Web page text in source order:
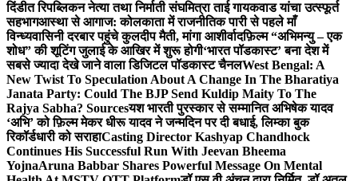
दिंडीत रिपब्लिकन नेत्या तथा निर्माती संघमित्रा ताई गायकवाड यांचा उत्स्फूर्त
सहभागआस्था से आगाज: कोलकाता में राजनीतिक पारी से पहले माँ
विन्ध्यवासिनी दरबार पहुंचे कुलदीप मैती, मांगा आशीर्वादफ़िल्म “अभिमन्यु – एक
शोध” की शूटिंग जुलाई के आखिर में शुरू होगी‘भारत पॉडकास्ट’ बना देश में
सबसे ज्यादा देखे जाने वाला डिजिटल पॉडकास्ट चैनलWest Bengal: A
New Twist To Speculation About A Change In The Bharatiya
Janata Party: Could The BJP Send Kuldip Maity To The
Rajya Sabha? Sourcesयश भारती पुरस्कार से सम्मानित अभिषेक यादव
‘अभि’ को फ़िल्म मेकर धीरू यादव ने जन्मदिन पर दी बधाई, लिम्का बुक
रिकॉर्डधारी को सराहाCasting Director Kashyap Chandhock
Continues His Successful Run With Jeevan Bheema
YojnaAruna Babbar Shares Powerful Message On Mental